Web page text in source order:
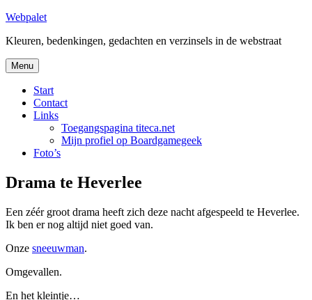
Skip
content
Webpalet
Kleuren, bedenkingen, gedachten en verzinsels in de webstraat
Menu
Start
Contact
Links
Toegangspagina titeca.net
Mijn profiel op Boardgamegeek
Foto’s
Drama te Heverlee
Een zéér groot drama heeft zich deze nacht afgespeeld te Heverlee.
Ik ben er nog altijd niet goed van.
Onze sneeuwman.
Omgevallen.
En het kleintje…